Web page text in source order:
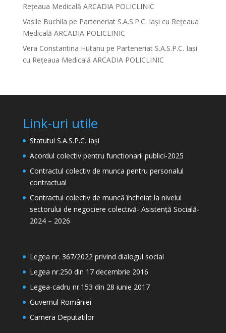
Rețeaua Medicală ARCADIA POLICLINIC
Vasile Buchila pe Parteneriat S.A.S.P.C. Iași cu Rețeaua
Medicală ARCADIA POLICLINIC
Vera Constantina Hutanu pe Parteneriat S.A.S.P.C. Iași
cu Rețeaua Medicală ARCADIA POLICLINIC
Link-uri utile
Statutul S.A.S.P.C. Iași
Acordul colectiv pentru functionarii publici-2025
Contractul colectiv de munca pentru personalul
contractual
Contractul colectiv de muncă încheiat la nivelul
sectorului de negociere colectivă- Asistență Socială-
2024 – 2026
Legea nr. 367/2022 privind dialogul social
Legea nr.250 din 17 decembrie 2016
Legea-cadru nr.153 din 28 iunie 2017
Guvernul României
Camera Deputatilor